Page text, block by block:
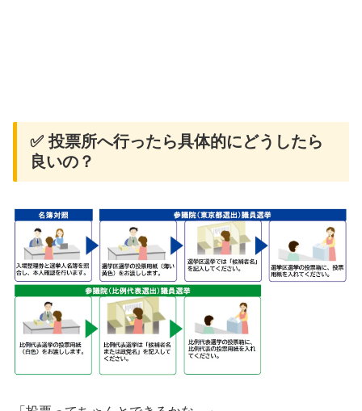
✅ 投票所へ行ったら具体的にどうしたら
良いの？